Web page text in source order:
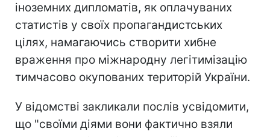
іноземних дипломатів, як оплачуваних
статистів у своїх пропагандистських
цілях, намагаючись створити хибне
враження про міжнародну легітимізацію
тимчасово окупованих територій України.
У відомстві закликали послів усвідомити,
що "своїми діями вони фактично взяли